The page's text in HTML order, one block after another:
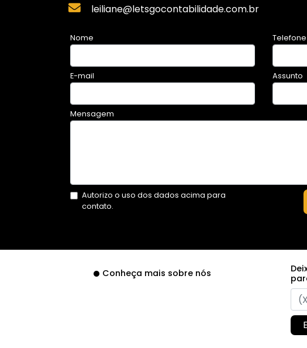
leiliane@letsgocontabilidade.com.br
Nome Telefone
E-mail Assunto
Mensagem
Autorizo o uso dos dados acima para
contato.
Conheça mais sobre nós